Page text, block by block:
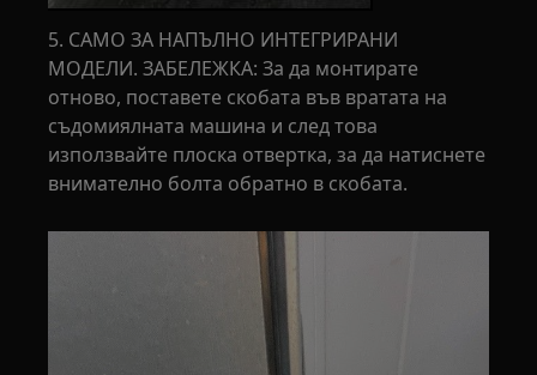
5. САМО ЗА НАПЪЛНО ИНТЕГРИРАНИ
МОДЕЛИ. ЗАБЕЛЕЖКА: За да монтирате
отново, поставете скобата във вратата на
съдомиялната машина и след това
използвайте плоска отвертка, за да натиснете
внимателно болта обратно в скобата.